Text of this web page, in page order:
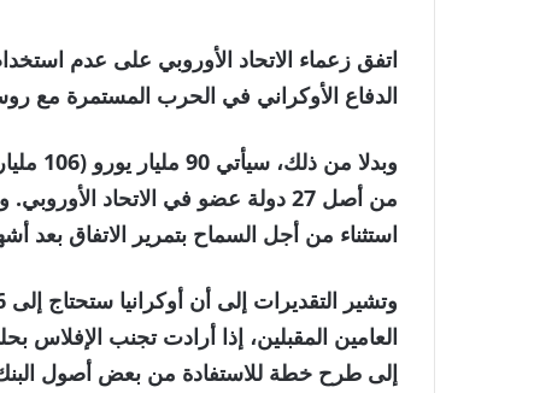
اتفق زعماء الاتحاد الأوروبي على عدم
الدفاع الأوكراني في الحرب المستمرة مع
من أصل 27 دولة عضو في الاتحاد
استثناء من أجل السماح بتمرير الاتفاق
العامين المقبلين، إذا أرادت تجنب الإفلاس
إلى طرح خطة للاستفادة من بعض أصول البنك